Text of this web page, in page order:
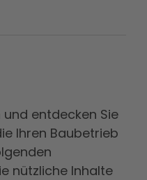
und entdecken Sie
Ihren Baubetrieb
nützliche Inhalte